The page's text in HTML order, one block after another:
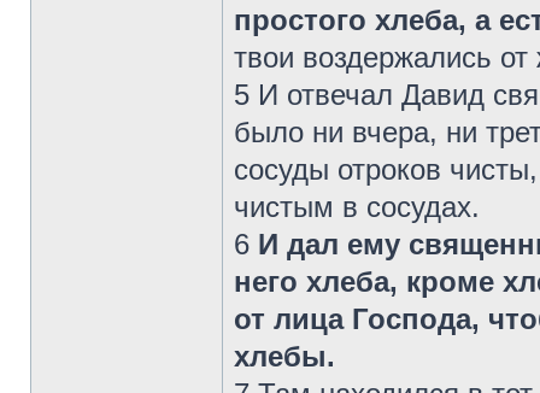
простого хлеба, а
твои воздержались
5 И отвечал Давид
было ни вчера, ни
сосуды отроков
чистым в сосудах.
6 И дал ему
него хлеба, кроме
от лица Господа,
хлебы.